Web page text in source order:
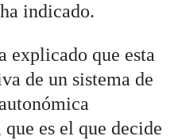
indicado.
explicado que esta
de un sistema de
que es el que decide